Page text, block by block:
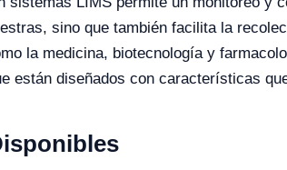
sino que también facilita la
la medicina, biotecnología y
están diseñados con características